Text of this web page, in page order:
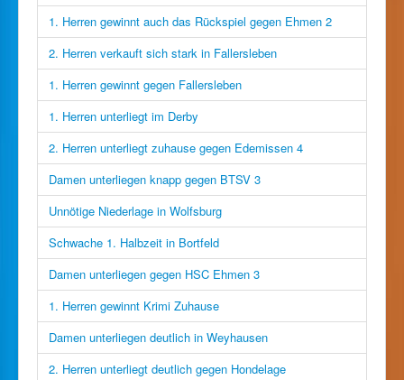
1. Herren gewinnt auch das Rückspiel gegen Ehmen 2
2. Herren verkauft sich stark in Fallersleben
1. Herren gewinnt gegen Fallersleben
1. Herren unterliegt im Derby
2. Herren unterliegt zuhause gegen Edemissen 4
Damen unterliegen knapp gegen BTSV 3
Unnötige Niederlage in Wolfsburg
Schwache 1. Halbzeit in Bortfeld
Damen unterliegen gegen HSC Ehmen 3
1. Herren gewinnt Krimi Zuhause
Damen unterliegen deutlich in Weyhausen
2. Herren unterliegt deutlich gegen Hondelage